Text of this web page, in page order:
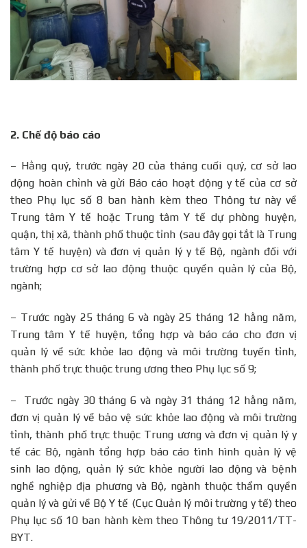
2. Chế độ báo cáo
– Hằng quý, trước ngày 20 của tháng cuối quý, cơ sở lao
động hoàn chỉnh và gửi Báo cáo hoạt động y tế của cơ sở
theo Phụ lục số 8 ban hành kèm theo Thông tư này về
Trung tâm Y tế hoặc Trung tâm Y tế dự phòng huyện,
quận, thị xã, thành phố thuộc tỉnh (sau đây gọi tắt là Trung
tâm Y tế huyện) và đơn vị quản lý y tế Bộ, ngành đối với
trường hợp cơ sở lao động thuộc quyền quản lý của Bộ,
ngành;
– Trước ngày 25 tháng 6 và ngày 25 tháng 12 hằng năm,
Trung tâm Y tế huyện, tổng hợp và báo cáo cho đơn vị
quản lý về sức khỏe lao động và môi trường tuyến tỉnh,
thành phố trực thuộc trung ương theo Phụ lục số 9;
– Trước ngày 30 tháng 6 và ngày 31 tháng 12 hằng năm,
đơn vị quản lý về bảo vệ sức khỏe lao động và môi trường
tỉnh, thành phố trực thuộc Trung ương và đơn vị quản lý y
tế các Bộ, ngành tổng hợp báo cáo tình hình quản lý vệ
sinh lao động, quản lý sức khỏe người lao động và bệnh
nghề nghiệp địa phương và Bộ, ngành thuộc thẩm quyền
quản lý và gửi về Bộ Y tế (Cục Quản lý môi trường y tế) theo
Phụ lục số 10 ban hành kèm theo Thông tư 19/2011/TT-
BYT.